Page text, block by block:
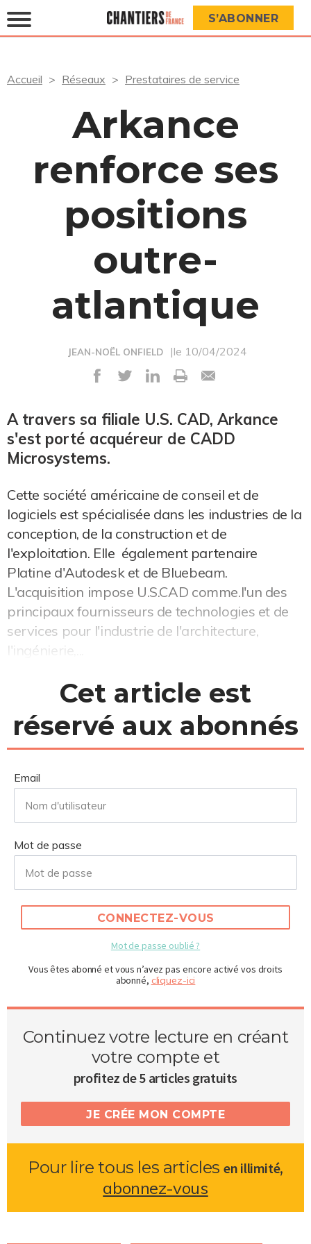
S’ABONNER
Accueil Réseaux Prestataires de service
Arkance
renforce ses
positions
outre-
atlantique
JEAN-NOËL ONFIELD |le 10/04/2024
A travers sa filiale U.S. CAD, Arkance
s'est porté acquéreur de CADD
Microsystems.
Cette société américaine de conseil et de
logiciels est spécialisée dans les industries de la
conception, de la construction et de
l'exploitation. Elle également partenaire
Platine d'Autodesk et de Bluebeam.
L'acquisition impose U.S.CAD comme.l'un des
principaux fournisseurs de technologies et de
services pour l'industrie de l'architecture,
l'ingénierie,...
Cet article est
réservé aux abonnés
Email
Mot de passe
CONNECTEZ-VOUS
Mot de passe oublié ?
Vous êtes abonné et vous n’avez pas encore activé vos droits
abonné, cliquez-ici
Continuez votre lecture en créant
votre compte et
profitez de 5 articles gratuits
JE CRÉE MON COMPTE
Pour lire tous les articlesen illimité,
abonnez-vous